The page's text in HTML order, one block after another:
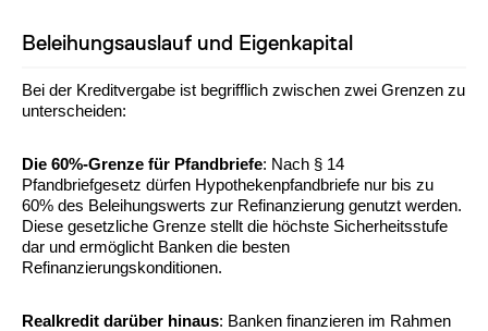
Beleihungsauslauf und Eigenkapital
Bei der Kreditvergabe ist begrifflich zwischen zwei Grenzen zu
unterscheiden:
Die 60%-Grenze für Pfandbriefe: Nach § 14
Pfandbriefgesetz dürfen Hypothekenpfandbriefe nur bis zu
60% des Beleihungswerts zur Refinanzierung genutzt werden.
Diese gesetzliche Grenze stellt die höchste Sicherheitsstufe
dar und ermöglicht Banken die besten
Refinanzierungskonditionen.
Realkredit darüber hinaus: Banken finanzieren im Rahmen